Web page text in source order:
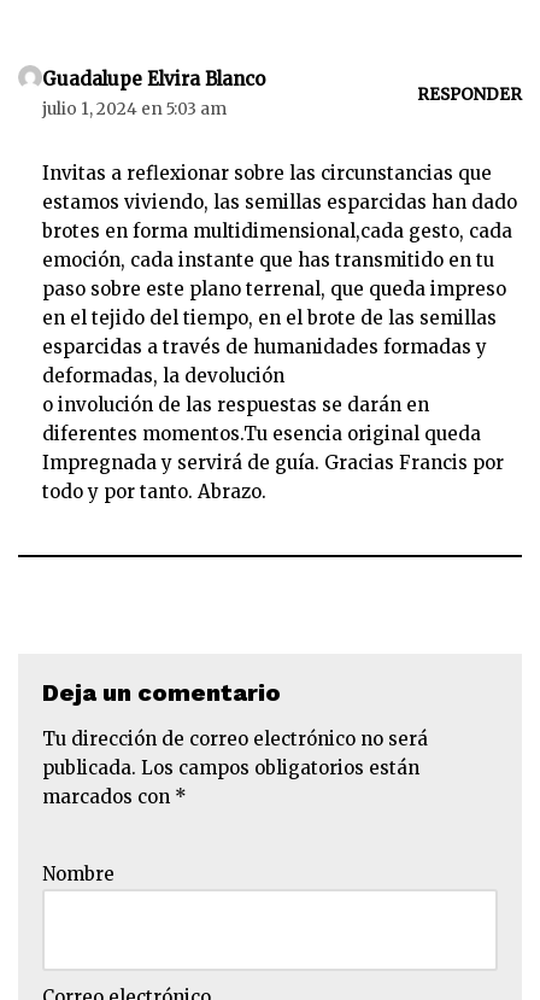
Guadalupe Elvira Blanco
julio 1, 2024 en 5:03 am
RESPONDER
Invitas a reflexionar sobre las circunstancias que
estamos viviendo, las semillas esparcidas han dado
brotes en forma multidimensional,cada gesto, cada
emoción, cada instante que has transmitido en tu
paso sobre este plano terrenal, que queda impreso
en el tejido del tiempo, en el brote de las semillas
esparcidas a través de humanidades formadas y
deformadas, la devolución
o involución de las respuestas se darán en
diferentes momentos.Tu esencia original queda
Impregnada y servirá de guía. Gracias Francis por
todo y por tanto. Abrazo.
Deja un comentario
Tu dirección de correo electrónico no será
publicada. Los campos obligatorios están
marcados con *
Nombre